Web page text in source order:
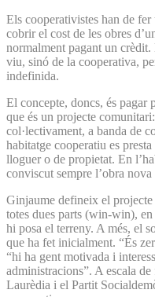
Els cooperativistes han de
cobrir el cost de les obres
normalment pagant un
viu, sinó de la cooperativa,
indefinida.
El concepte, doncs, és pagar
que és un projecte
col·lectivament, a banda de
habitatge cooperatiu es
lloguer o de propietat. En
conviscut sempre l’obra
Ginjaume defineix el
totes dues parts (win-win),
hi posa el terreny. A més, el
que ha fet inicialment. “És
“hi ha gent motivada i
administracions”. A escala
Laurèdia i el Partit